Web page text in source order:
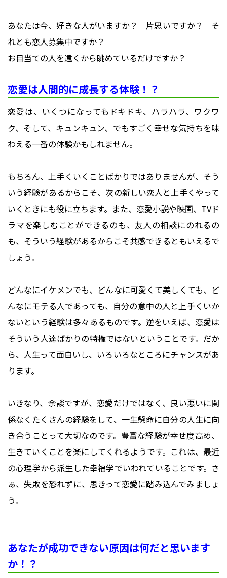
あなたは今、好きな人がいますか？ 片思いですか？ そ
れとも恋人募集中ですか？
お目当ての人を遠くから眺めているだけですか？
恋愛は人間的に成長する体験！？
恋愛は、いくつになってもドキドキ、ハラハラ、ワクワ
ク、そして、キュンキュン、でもすごく幸せな気持ちを味
わえる一番の体験かもしれません。
もちろん、上手くいくことばかりではありませんが、そう
いう経験があるからこそ、次の新しい恋人と上手くやって
いくときにも役に立ちます。また、恋愛小説や映画、TVド
ラマを楽しむことができるのも、友人の相談にのれるの
も、そういう経験があるからこそ共感できるともいえるで
しょう。
どんなにイケメンでも、どんなに可愛くて美しくても、ど
んなにモテる人であっても、自分の意中の人と上手くいか
ないという経験は多々あるものです。逆をいえば、恋愛は
そういう人達ばかりの特権ではないということです。だか
ら、人生って面白いし、いろいろなところにチャンスがあ
ります。
いきなり、余談ですが、恋愛だけではなく、良い悪いに関
係なくたくさんの経験をして、一生懸命に自分の人生に向
き合うことって大切なのです。豊富な経験が幸せ度高め、
生きていくことを楽にしてくれるようです。これは、最近
の心理学から派生した幸福学でいわれていることです。さ
ぁ、失敗を恐れずに、思きって恋愛に踏み込んでみましょ
う。
あなたが成功できない原因は何だと思います
か！？